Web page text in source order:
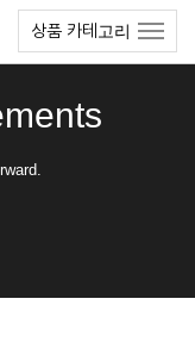
상품 카테고리